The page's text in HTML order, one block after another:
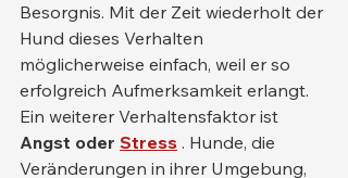
Besorgnis. Mit der Zeit wiederholt der
Hund dieses Verhalten
möglicherweise einfach, weil er so
erfolgreich Aufmerksamkeit erlangt.
Ein weiterer Verhaltensfaktor ist
Angst oder Stress . Hunde, die
Veränderungen in ihrer Umgebung,